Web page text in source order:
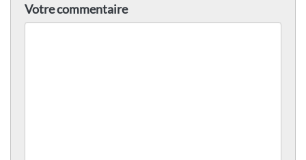
Votre commentaire